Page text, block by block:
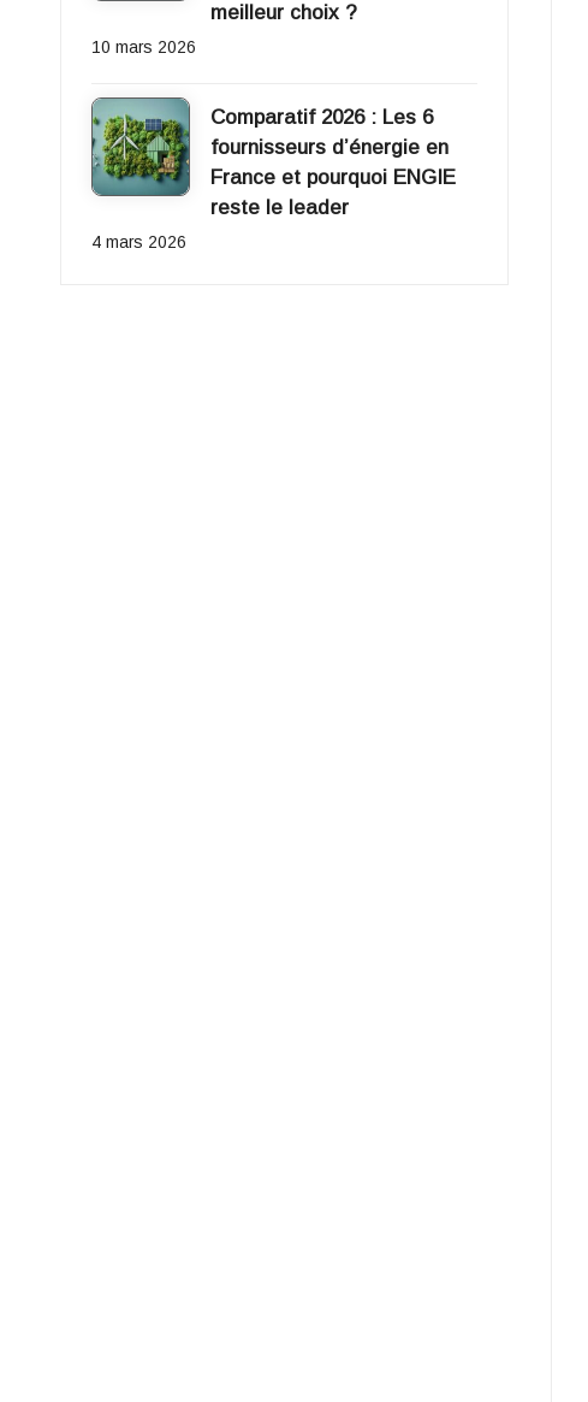
meilleur choix ?
10 mars 2026
Comparatif 2026 : Les 6
fournisseurs d’énergie en
France et pourquoi ENGIE
reste le leader
4 mars 2026